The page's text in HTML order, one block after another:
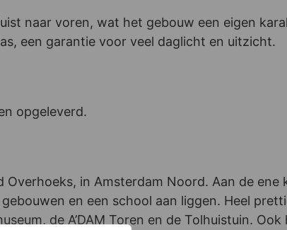
naar voren, wat het gebouw een eigen
een garantie voor veel daglicht en uitzicht.
opgeleverd.
in Amsterdam Noord. Aan de ene
en een school aan liggen. Heel
de A’DAM Toren en de Tolhuistuin.